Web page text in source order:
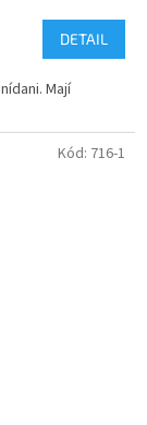
DETAIL
Mají
Kód: 716-1